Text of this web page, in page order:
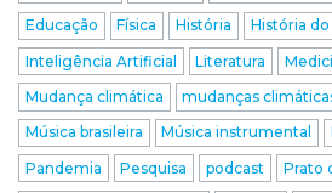
Educação
Física História
História do
Inteligência Artificial
Literatura
Mudança climática
mudanças
Música brasileira
Música instrumental
Pandemia
Pesquisa podcast Prato